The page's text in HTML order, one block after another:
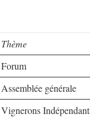
Thème
Forum
Assemblée générale
Vignerons